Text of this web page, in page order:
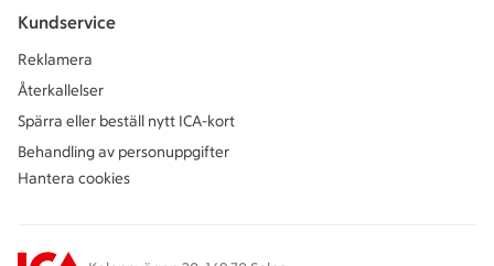
Kundservice
Reklamera
Återkallelser
Spärra eller beställ nytt ICA-kort
Behandling av personuppgifter
Hantera cookies